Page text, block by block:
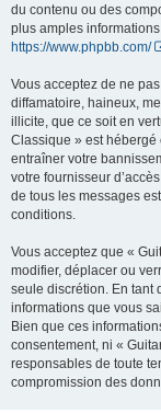
du contenu ou des
plus amples
https://www.phpbb.com/
Vous acceptez de ne
diffamatoire, haineux,
illicite, que ce soit en
Classique » est
entraîner votre
votre fournisseur
de tous les messages
conditions.
Vous acceptez que «
modifier, déplacer ou
seule discrétion. En tant
informations que vous
Bien que ces
consentement, ni «
responsables de toute
compromission des